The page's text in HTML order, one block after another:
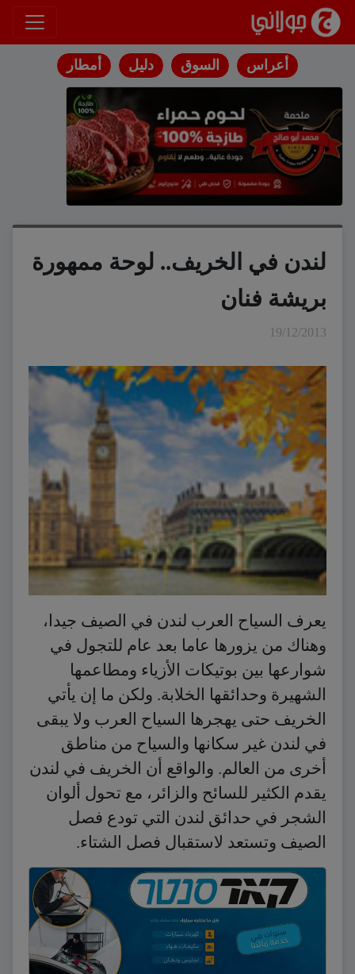
انتقل إلى المحتوى
أعراس السوق دليل أمطار
لندن في الخريف.. لوحة ممهورة
بريشة فنان
19/12/2013
يعرف السياح العرب لندن في الصيف جيدا،
وهناك من يزورها عاما بعد عام للتجول في
شوارعها بين بوتيكات الأزياء ومطاعمها
الشهيرة وحدائقها الخلابة. ولكن ما إن يأتي
الخريف حتى يهجرها السياح العرب ولا يبقى
في لندن غير سكانها والسياح من مناطق
أخرى من العالم. والواقع أن الخريف في لندن
يقدم الكثير للسائح والزائر، مع تحول ألوان
الشجر في حدائق لندن التي تودع فصل
الصيف وتستعد لاستقبال فصل الشتاء.